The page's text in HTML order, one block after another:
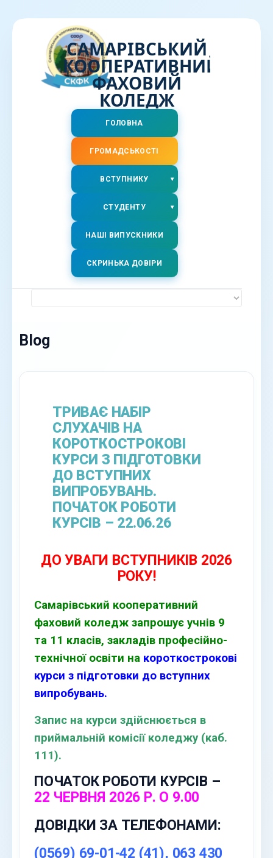
САМАРІВСЬКИЙ
КООПЕРАТИВНИЙ
ФАХОВИЙ
КОЛЕДЖ
ГОЛОВНА
ГРОМАДСЬКОСТІ
ВСТУПНИКУ
СТУДЕНТУ
НАШІ ВИПУСКНИКИ
СКРИНЬКА ДОВІРИ
Blog
ТРИВАЄ НАБІР
СЛУХАЧІВ НА
КОРОТКОСТРОКОВІ
КУРСИ З ПІДГОТОВКИ
ДО ВСТУПНИХ
ВИПРОБУВАНЬ.
ПОЧАТОК РОБОТИ
КУРСІВ – 22.06.26
ДО УВАГИ ВСТУПНИКІВ 2026
РОКУ!
Самарівський кооперативний
фаховий коледж запрошує учнів 9
та 11 класів, закладів професійно-
технічної освіти на короткострокові
курси з підготовки до вступних
випробувань.
Запис на курси здійснюється в
приймальній комісії коледжу (каб.
111).
ПОЧАТОК РОБОТИ КУРСІВ –
22 ЧЕРВНЯ 2026 Р. О 9.00
ДОВІДКИ ЗА ТЕЛЕФОНАМИ:
(0569) 69-01-42 (41), 063 430